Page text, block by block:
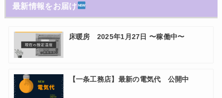
最新情報をお届け
床暖房 2025年1月27日 〜稼働中〜
【一条工務店】最新の電気代 公開中